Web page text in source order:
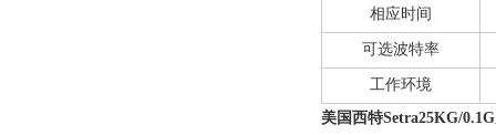
相应时间
可选波特率
工作环境
美国西特Setra25KG/